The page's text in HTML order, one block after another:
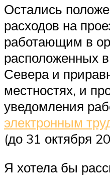
Остались
расходов на
работающим в
расположенных
Севера и
местностях, и
уведомления
электронным
(до 31 октября
Я хотела бы